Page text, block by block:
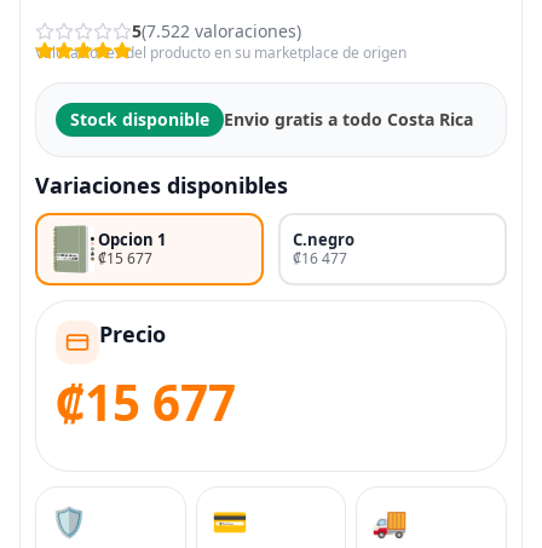
5(7.522 valoraciones)
Valoraciones del producto en su marketplace de origen
Stock disponible Envio gratis a todo Costa Rica
Variaciones disponibles
Opcion 1
₡15 677
C.negro
₡16 477
Precio
₡15 677
🛡️ 💳 🚚